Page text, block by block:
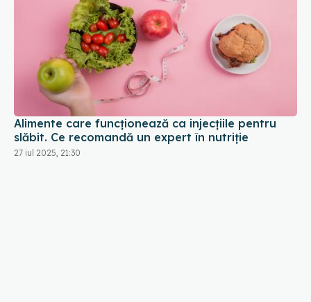
Alimente care funcționează ca injecțiile pentru
slăbit. Ce recomandă un expert în nutriție
27 iul 2025, 21:30